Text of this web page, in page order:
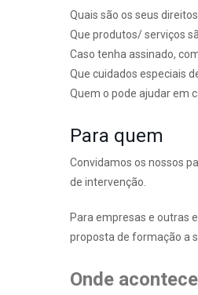
Quais são os seus
Que produtos/ serviços
Caso tenha assinado,
Que cuidados especiais
Quem o pode ajudar em
Para quem
Convidamos os nossos
de intervenção.
Para empresas e outras
proposta de formação a
Onde acontece